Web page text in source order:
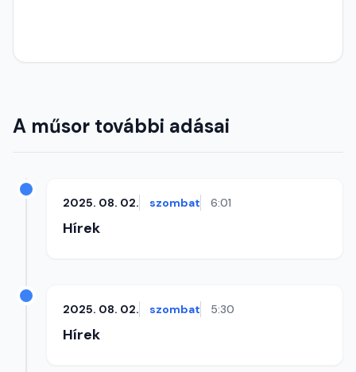
A műsor további adásai
2025. 08. 02. szombat 6:01
Hírek
2025. 08. 02. szombat 5:30
Hírek